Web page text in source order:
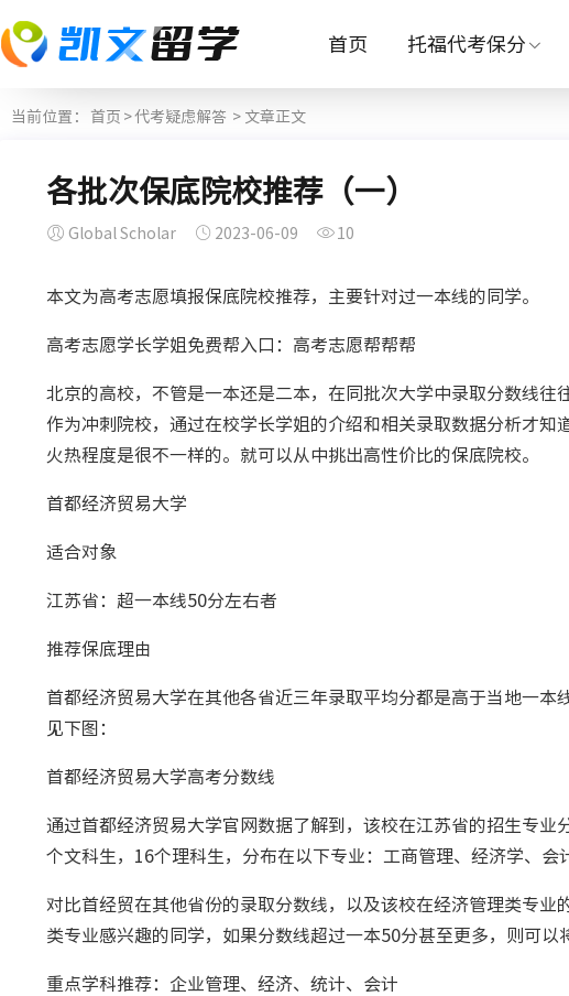
首页 托福代考保分
当前位置： 首页 >代考疑虑解答 > 文章正文
各批次保底院校推荐（一）
Global Scholar 2023-06-09 10
本文为高考志愿填报保底院校推荐，主要针对过一本线的同学。
高考志愿学长学姐免费帮入口：高考志愿帮帮帮
北京的高校，不管是一本还是二本，在同批次大学中录取分数线
作为冲刺院校，通过在校学长学姐的介绍和相关录取数据分析才
火热程度是很不一样的。就可以从中挑出高性价比的保底院校。
首都经济贸易大学
适合对象
江苏省：超一本线50分左右者
推荐保底理由
首都经济贸易大学在其他各省近三年录取平均分都是高于当地一本
见下图：
首都经济贸易大学高考分数线
通过首都经济贸易大学官网数据了解到，该校在江苏省的招生专
个文科生，16个理科生，分布在以下专业：工商管理、经济学、会
对比首经贸在其他省份的录取分数线，以及该校在经济管理类专
类专业感兴趣的同学，如果分数线超过一本50分甚至更多，则可以
重点学科推荐：企业管理、经济、统计、会计